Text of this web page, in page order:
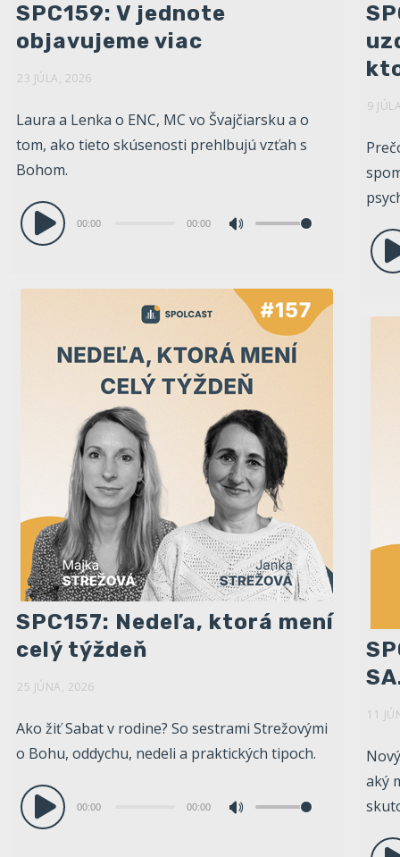
SPC159: V jednote
objavujeme viac
23 JÚLA, 2026
Laura a Lenka o ENC, MC vo Švajčiarsku a o
tom, ako tieto skúsenosti prehlbujú vzťah s
Bohom.
Audio
prehrávač
00:00 00:00
Pomocou
zvýšite
alebo
znížite
9
SPC157: Nedeľa, ktorá mení
celý týždeň
25 JÚNA, 2026
Ako žiť Sabat v rodine? So sestrami Strežovými
o Bohu, oddychu, nedeli a praktických tipoch.
Audio
prehrávač
00:00 00:00
Pomocou
11
aký